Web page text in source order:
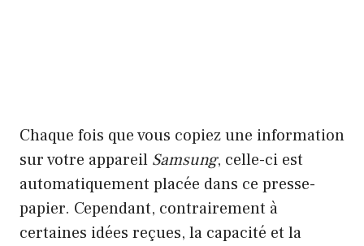
Chaque fois que vous copiez une information
sur votre appareil Samsung, celle-ci est
automatiquement placée dans ce presse-
papier. Cependant, contrairement à
certaines idées reçues, la capacité et la